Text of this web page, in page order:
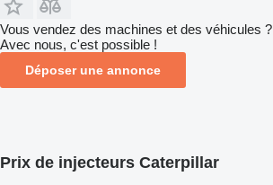
Vous vendez des machines et des véhicules ?
Avec nous, c'est possible !
Déposer une annonce
Prix de injecteurs Caterpillar